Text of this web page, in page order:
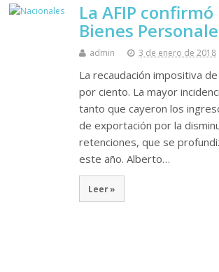
La AFIP
Bienes
admin 3 de enero de 2018
La recaudación impositiva
por ciento. La mayor
tanto que cayeron los
de exportación por la
retenciones, que se
este año. Alberto…
Leer »